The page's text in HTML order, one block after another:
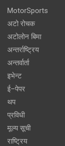
MotorSports
अटो रोचक
अटोलोन बिमा
अन्तर्राष्ट्रिय
अन्तर्वार्ता
इभेन्ट
ई–पेपर
थप
प्रविधी
मूल्य सूची
राष्ट्रिय